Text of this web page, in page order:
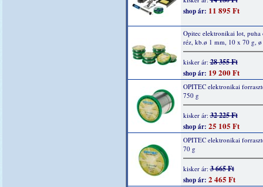
shop ár: 11 895 Ft
Opitec elektronikai lot, puha
réz, kb.ø 1 mm, 10 x 70 g,
kisker ár:28 355 Ft
shop ár: 19 200 Ft
OPITEC elektronikai
750 g
kisker ár:32 225 Ft
shop ár: 25 105 Ft
OPITEC elektronikai
70 g
kisker ár:3 665 Ft
shop ár: 2 465 Ft